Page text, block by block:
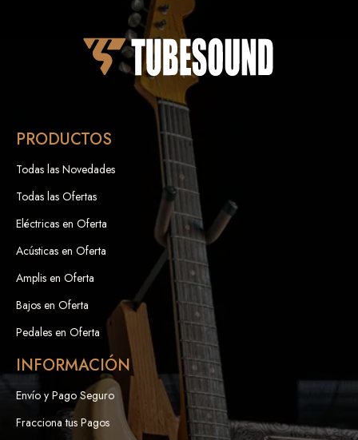
PRODUCTOS
Todas las Novedades
Todas las Ofertas
Eléctricas en Oferta
Acústicas en Oferta
Amplis en Oferta
Bajos en Oferta
Pedales en Oferta
INFORMACIÓN
Envío y Pago Seguro
Fracciona tus Pagos